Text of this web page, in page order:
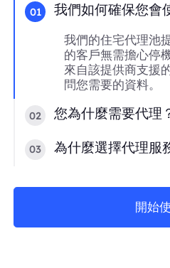
01 我們如何確保您會
我們的住宅代理池
的客戶無需擔心停
來自該提供商支援
問您需要的資料。
02 您為什麼需要代理
03 為什麼選擇代理服
開始